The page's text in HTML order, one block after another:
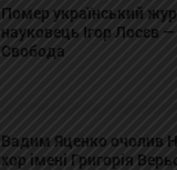
Помер український
науковець Ігор Лосєв
Свобода
Вадим Яценко очолив
хор імені Григорія